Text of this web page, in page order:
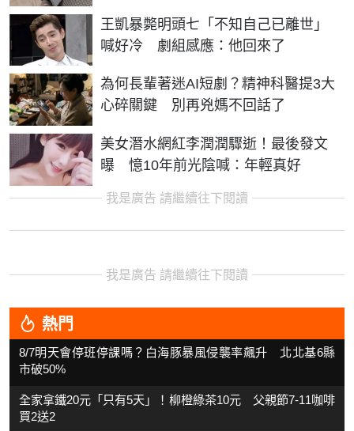
王凱暴斃明頭七「不知自己已離世」
喊好冷 劇組感應：他回來了
為何長輩著迷AI短劇？精神科醫提3大
心碎關鍵 別再兇媽不回話了
美女潛水網紅李潤潤驟逝！最後發文
曝 憶10年前光陰喊：年輕真好
我是廣告 請繼續往下閱讀
我是廣告 請繼續往下閱讀
熱門
8/7明天會停班停課嗎？白海豚暴風侵襲率飆升 北北基6縣
市破50%
全家拿鐵20元「只有5天」！柳橙綠茶10元 父親節7-11咖啡
買2送2